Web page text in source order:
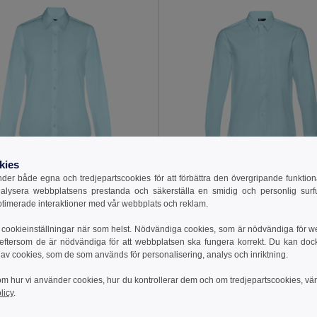
kr318.86 kr -31%
30152
+1 Färger
218.77 kr326.51 kr
TH Clothes 30151
+1 Färger
både egna och tredjepartscookies för att förbättra den övergripande
webbplatsens prestanda och säkerställa en smidig och personlig
interaktioner med vår webbplats och reklam.
när som helst. Nödvändiga cookies, som är nödvändiga för
de är nödvändiga för att webbplatsen ska fungera korrekt. Du kan
cookies, som de som används för personalisering, analys och inriktning.
hur vi använder cookies, hur du kontrollerar dem och om tredjepartscookies,
.